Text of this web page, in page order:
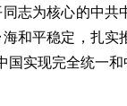
为核心的中共
和平稳定，扎
实现完全统一和